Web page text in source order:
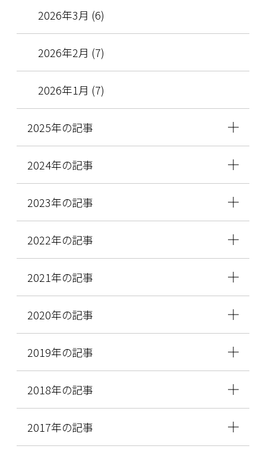
2026年3月 (6)
2026年2月 (7)
2026年1月 (7)
2025年の記事
2024年の記事
2023年の記事
2022年の記事
2021年の記事
2020年の記事
2019年の記事
2018年の記事
2017年の記事